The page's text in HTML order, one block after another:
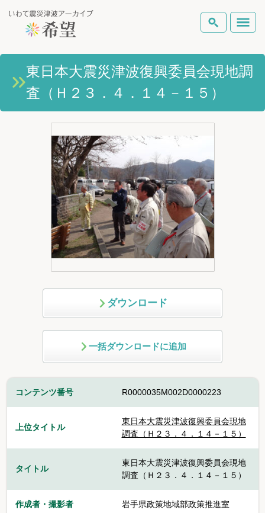
いわて震災津波アーカイブとは
岩手県の被害状況
ピックアップコンテンツ
Foreign Laguage
検索
東日本大震災津波復興委員会現地調
査（Ｈ２３．４．１４－１５）
ダウンロード
一括ダウンロードに追加
コンテンツ番号 R0000035M002D0000223
上位タイトル
東日本大震災津波復興委員会現地
調査（Ｈ２３．４．１４－１５）
タイトル
東日本大震災津波復興委員会現地
調査（Ｈ２３．４．１４－１５）
作成者・撮影者 岩手県政策地域部政策推進室